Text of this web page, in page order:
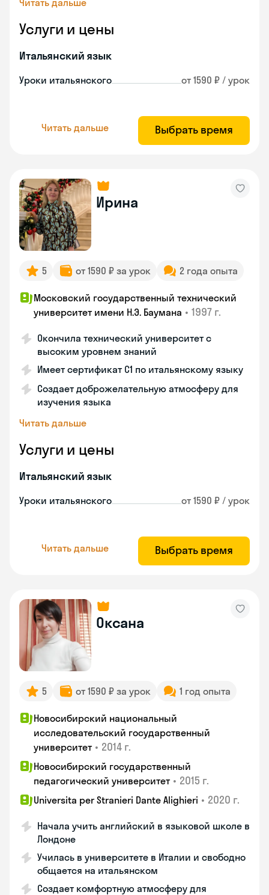
Читать дальше
Услуги и цены
Итальянский язык
Уроки итальянского от 1590 ₽ / урок
Читать дальше Выбрать время
Ирина
5 от 1590 ₽ за урок 2 года опыта
Московский государственный технический
университет имени Н.Э. Баумана • 1997 г.
Окончила технический университет с
высоким уровнем знаний
Имеет сертификат C1 по итальянскому языку
Создает доброжелательную атмосферу для
изучения языка
Читать дальше
Услуги и цены
Итальянский язык
Уроки итальянского от 1590 ₽ / урок
Читать дальше Выбрать время
Оксана
5 от 1590 ₽ за урок 1 год опыта
Новосибирский национальный
исследовательский государственный
университет • 2014 г.
Новосибирский государственный
педагогический университет • 2015 г.
Universita per Stranieri Dante Alighieri • 2020 г.
Начала учить английский в языковой школе в
Лондоне
Училась в университете в Италии и свободно
общается на итальянском
Создает комфортную атмосферу для